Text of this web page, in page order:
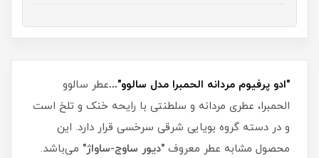
"ادو پرفیوم مردانه الحمبرا مدل سالوو"...عطر سالوو
الحمبرا، عطری مردانه و سلطنتی با رایحه خنک و تلخ است
و در دسته گروه بویایی شرقی سرخسی قرار دارد. این
محصول مشابه عطر معروف "دیور ساوج-ساواژ" می‌باشد.